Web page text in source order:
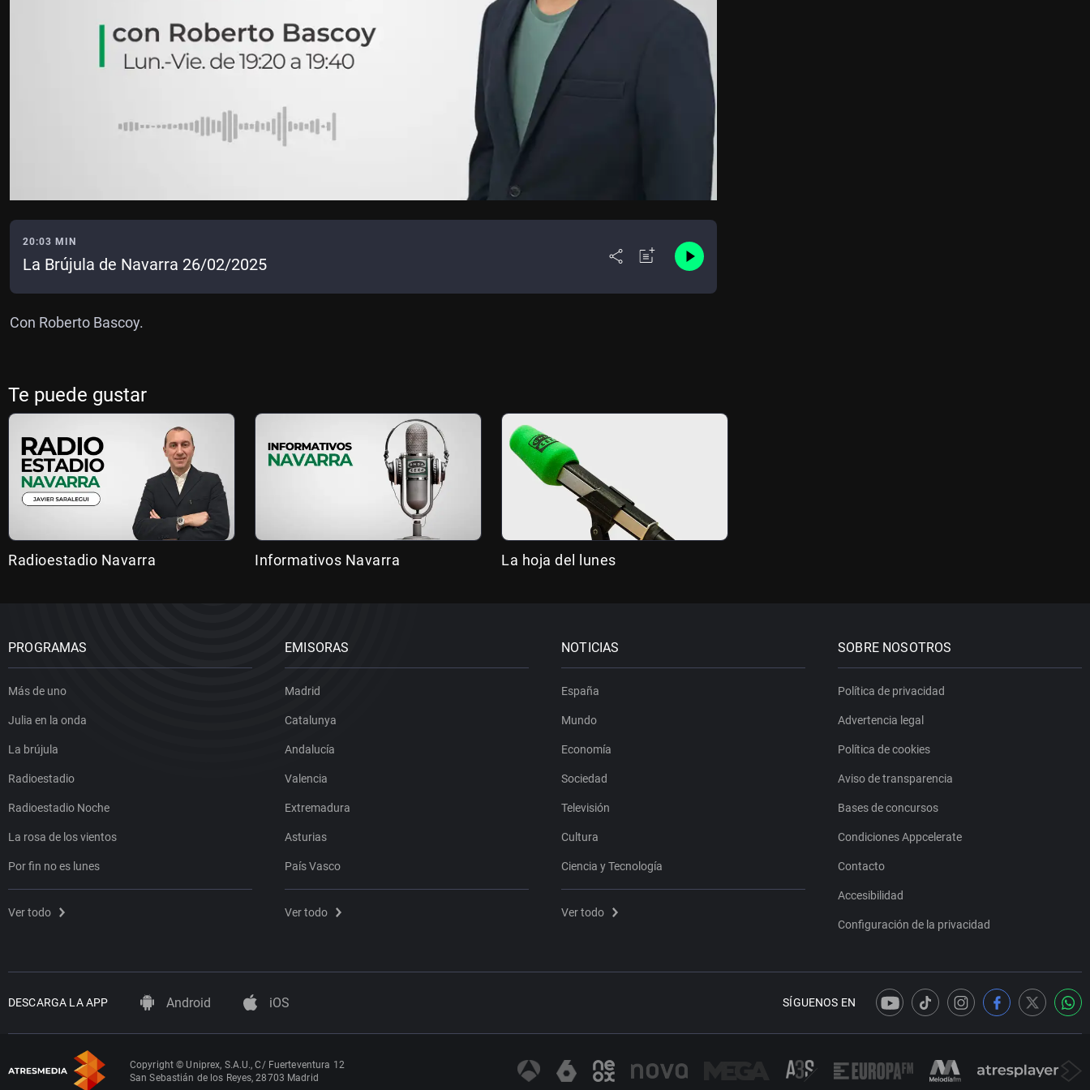
20:03 MIN
La Brújula de Navarra 26/02/2025
Con Roberto Bascoy.
Te puede gustar
Radioestadio Navarra Informativos Navarra La hoja del lunes
PROGRAMAS
Más de uno
Julia en la onda
La brújula
Radioestadio
Radioestadio Noche
La rosa de los vientos
Por fin no es lunes
Ver todo
EMISORAS
Madrid
Catalunya
Andalucía
Valencia
Extremadura
Asturias
País Vasco
Ver todo
NOTICIAS
España
Mundo
Economía
Sociedad
Televisión
Cultura
Ciencia y Tecnología
Ver todo
SOBRE NOSOTROS
Política de privacidad
Advertencia legal
Política de cookies
Aviso de transparencia
Bases de concursos
Condiciones Appcelerate
Contacto
Accesibilidad
Configuración de la privacidad
DESCARGA LA APP Android iOS SÍGUENOS EN
Copyright © Uniprex, S.A.U., C/ Fuerteventura 12
San Sebastián de los Reyes, 28703 Madrid